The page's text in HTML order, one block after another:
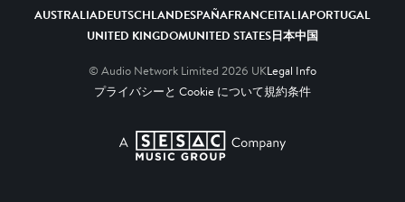
AUSTRALIADEUTSCHLANDESPAÑAFRANCEITALIAPORTUGAL
UNITED KINGDOMUNITED STATES日本中国
© Audio Network Limited 2026 UKLegal Info
プライバシーと Cookie について規約条件
A SESAC Company